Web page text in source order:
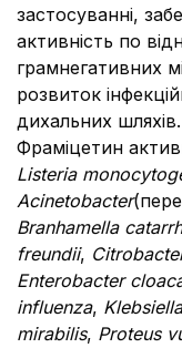
застосуванні,
активність по
грамнегативних
розвиток
дихальних шляхів.
Фраміцетин
Listeria
Acinetobacter
Branhamella
freundii,
Enterobacter
influenza, Klebsiella
mirabilis, Proteus